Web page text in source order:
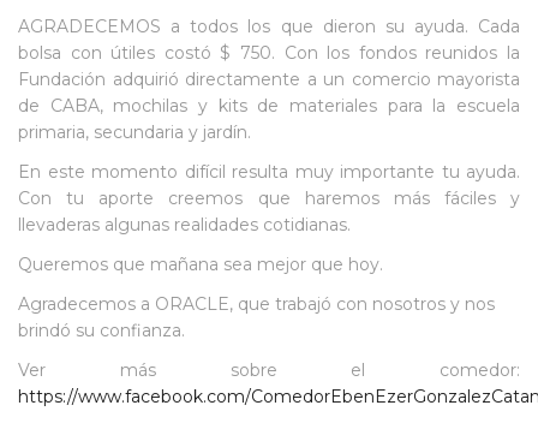
AGRADECEMOS a todos los que dieron su ayuda. Cada
bolsa con útiles costó $ 750. Con los fondos reunidos la
Fundación adquirió directamente a un comercio mayorista
de CABA, mochilas y kits de materiales para la escuela
primaria, secundaria y jardín.
En este momento difícil resulta muy importante tu ayuda.
Con tu aporte creemos que haremos más fáciles y
llevaderas algunas realidades cotidianas.
Queremos que mañana sea mejor que hoy.
Agradecemos a ORACLE, que trabajó con nosotros y nos
brindó su confianza.
Ver más sobre el comedor:
https://www.facebook.com/